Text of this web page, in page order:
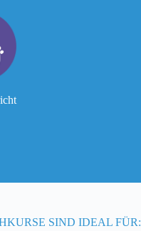
(Rio-Zeit)
Eigenen Tempo
Fachlehrer
SIND IDEAL FÜR: